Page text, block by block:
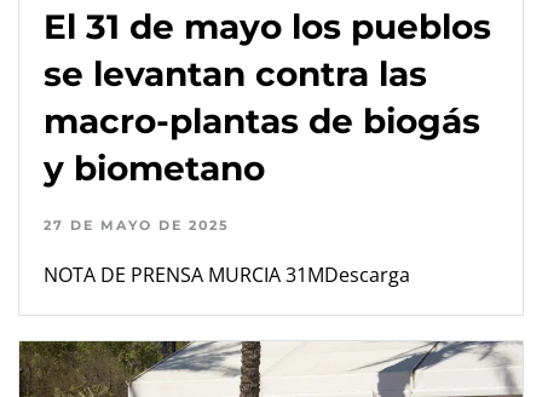
El 31 de mayo los pueblos
se levantan contra las
macro-plantas de biogás
y biometano
27 DE MAYO DE 2025
NOTA DE PRENSA MURCIA 31MDescarga